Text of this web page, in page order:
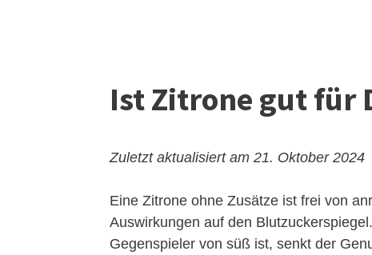
Ist Zitrone gut für
Zuletzt aktualisiert am 21. Oktober 2024
Eine Zitrone ohne Zusätze ist frei von
Auswirkungen auf den
Gegenspieler von süß ist, senkt der